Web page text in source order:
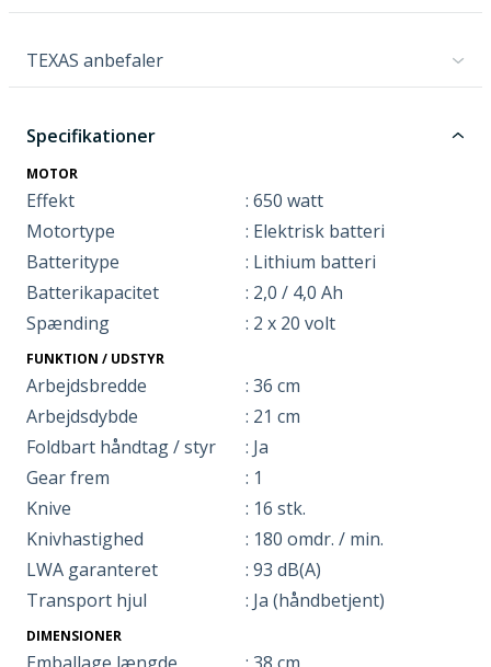
TEXAS anbefaler
Specifikationer
MOTOR
Effekt
: 650 watt
Motortype
: Elektrisk batteri
Batteritype
: Lithium batteri
Batterikapacitet
: 2,0 / 4,0 Ah
Spænding
: 2 x 20 volt
FUNKTION / UDSTYR
Arbejdsbredde
: 36 cm
Arbejdsdybde
: 21 cm
Foldbart håndtag / styr
: Ja
Gear frem
: 1
Knive
: 16 stk.
Knivhastighed
: 180 omdr. / min.
LWA garanteret
: 93 dB(A)
Transport hjul
: Ja (håndbetjent)
DIMENSIONER